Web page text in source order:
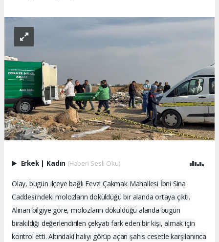
Erkek Kadın (Haberi Sesli Oku)
Olay, bugün ilçeye bağlı Fevzi Çakmak Mahallesi İbni Sina
Caddesi'ndeki molozların döküldüğü bir alanda ortaya çıktı.
Alınan bilgiye göre, molozların döküldüğü alanda bugün
bırakıldığı değerlendirilen çekyatı fark eden bir kişi, almak için
kontrol etti. Altındaki halıyı görüp açan şahıs cesetle karşılanınca